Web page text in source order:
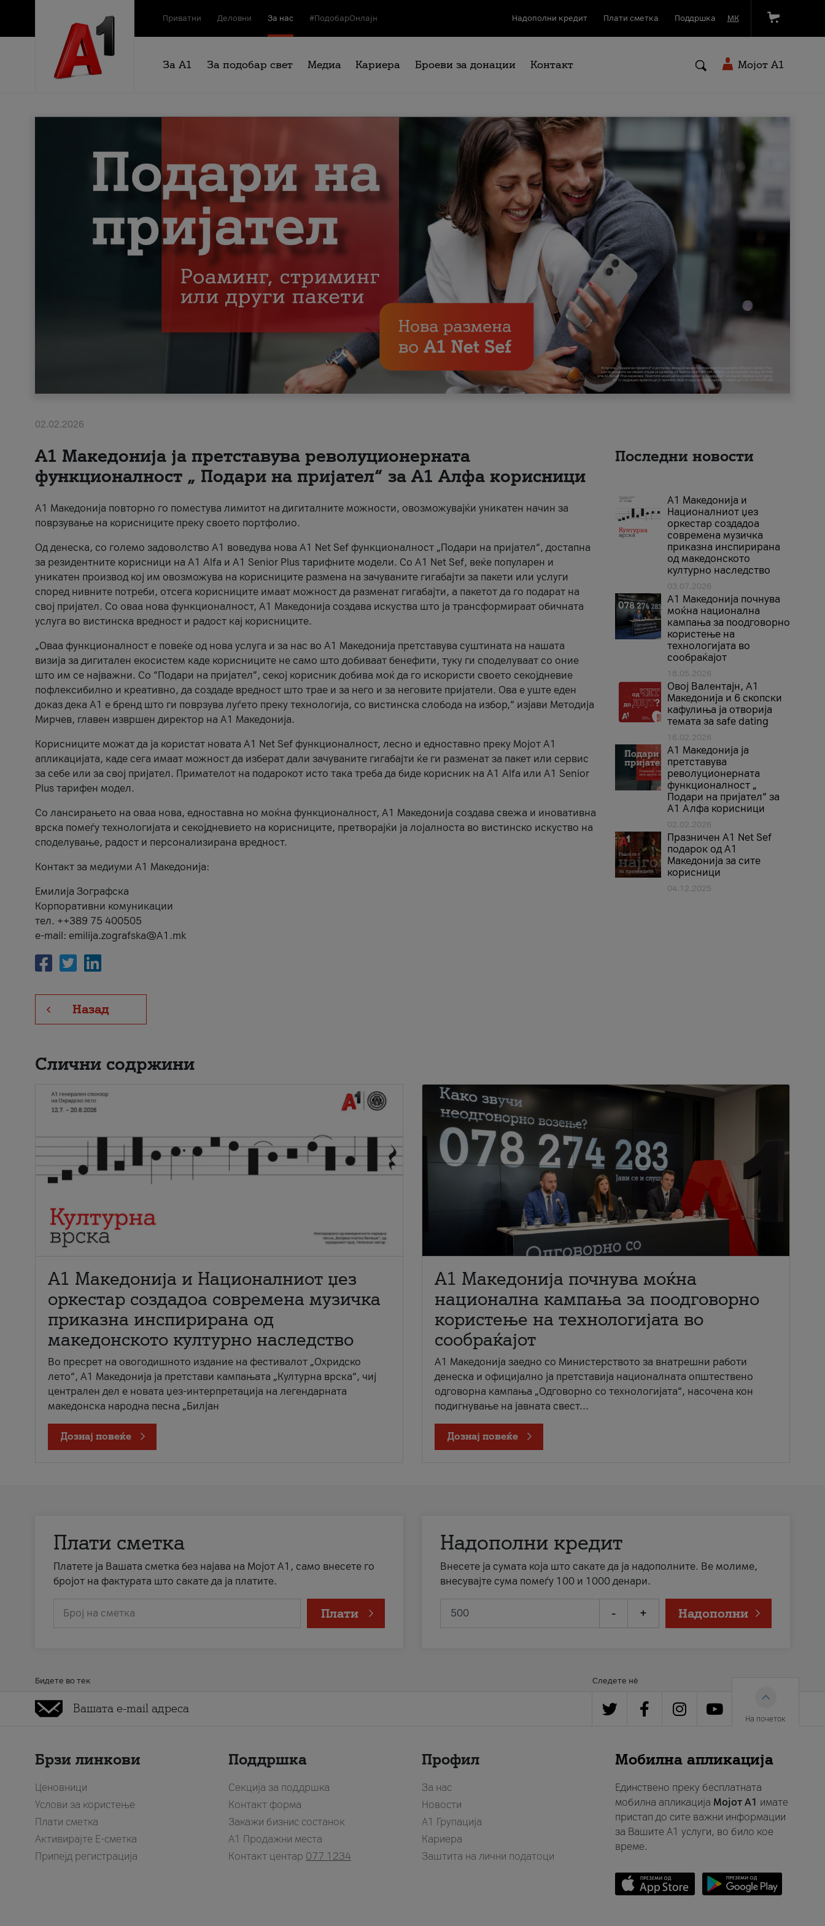
Приватни Деловни За нас #ПодобарОнлајн Надополни кредит Плати сметка Поддршка МК
За А1 За подобар свет Медиа Кариера Броеви за донации Контакт Мојот A1
02.02.2026
А1 Македонија ја претставува револуционерната
функционалност „ Подари на пријател“ за А1 Алфа корисници
А1 Македонија повторно го поместува лимитот на дигиталните можности, овозможувајќи уникатен начин за
поврзување на корисниците преку своето портфолио.
Од денеска, со големо задоволство А1 воведува нова A1 Net Sef функционалност „Подари на пријател“, достапна
за резидентните корисници на А1 Alfa и A1 Senior Plus тарифните модели. Со A1 Net Sef, веќе популарен и
уникатен производ кој им овозможува на корисниците размена на зачуваните гигабајти за пакети или услуги
според нивните потреби, отсега корисниците имаат можност да разменат гигабајти, а пакетот да го подарат на
свој пријател. Со оваа нова функционалност, А1 Македонија создава искуства што ја трансформираат обичната
услуга во вистинска вредност и радост кај корисниците.
„Оваа функционалност е повеќе од нова услуга и за нас во А1 Македонија претставува суштината на нашата
визија за дигитален екосистем каде корисниците не само што добиваат бенефити, туку ги споделуваат со оние
што им се најважни. Со “Подари на пријател”, секој корисник добива моќ да го искористи своето секојдневие
пофлексибилно и креативно, да создаде вредност што трае и за него и за неговите пријатели. Ова е уште еден
доказ дека А1 е бренд што ги поврзува луѓето преку технологија, со вистинска слобода на избор,“ изјави Методија
Мирчев, главен извршен директор на А1 Македонија.
Корисниците можат да ја користат новата А1 Net Sef функционалност, лесно и едноставно преку Мојот А1
апликацијата, каде сега имаат можност да изберат дали зачуваните гигабајти ќе ги разменат за пакет или сервис
за себе или за свој пријател. Примателот на подарокот исто така треба да биде корисник на А1 Alfa или A1 Senior
Plus тарифен модел.
Со лансирањето на оваа нова, едноставна но моќна функционалност, А1 Македонија создава свежа и иновативна
врска помеѓу технологијата и секојдневието на корисниците, претворајќи ја лојалноста во вистинско искуство на
споделување, радост и персонализирана вредност.
Контакт за медиуми А1 Македонија:
Емилија Зографска
Корпоративни комуникации
тел. ++389 75 400505
e-mail: emilija.zografska@A1.mk
Назад
Последни новости
А1 Македонија и
Националниот џез
оркестар создадоа
современа музичка
приказна инспирирана
од македонското
културно наследство
03.07.2026
A1 Македонија почнува
моќна национална
кампања за поодговорно
користење на
технологијата во
сообраќајот
18.05.2026
Овој Валентајн, A1
Македонија и 6 скопски
кафулиња ја отворија
темата за safe dating
16.02.2026
А1 Македонија ја
претставува
револуционерната
функционалност „
Подари на пријател“ за
А1 Алфа корисници
02.02.2026
Празничен A1 Net Sеf
подарок од А1
Македонија за сите
корисници
04.12.2025
Слични содржини
А1 Македонија и Националниот џез
оркестар создадоа современа музичка
приказна инспирирана од
македонското културно наследство
Во пресрет на овогодишното издание на фестивалот „Охридско
лето“, А1 Македонија ја претстави кампањата „Културна врска“, чиј
централен дел е новата џез-интерпретација на легендарната
македонска народна песна „Билјан
Дознај повеќе
A1 Македонија почнува моќна
национална кампања за поодговорно
користење на технологијата во
сообраќајот
A1 Македонија заедно со Министерството за внатрешни работи
денеска и официјално ја претставија националната општествено
одговорна кампања „Одговорно со технологијата“, насочена кон
подигнување на јавната свест...
Дознај повеќе
Плати сметка
Платете ја Вашата сметка без најава на Мојот А1, само внесете го
бројот на фактурата што сакате да ја платите.
Број на сметка Плати
Надополни кредит
Внесете ја сумата која што сакате да ја надополните. Ве молиме,
внесувајте сума помеѓу 100 и 1000 денари.
- + Надополни
Бидете во тек Следете нè
На почеток
Брзи линкови
Ценовници
Услови за користење
Плати сметка
Активирајте Е-сметка
Припејд регистрација
Поддршка
Секција за поддршка
Контакт форма
Закажи бизнис состанок
A1 Продажни места
Контакт центар 077 1234
Профил
За нас
Новости
А1 Групација
Кариера
Заштита на лични податоци
Мобилна апликација
Единствено преку бесплатната
мобилна апликација Мојот A1 имате
пристап до сите важни информации
за Вашите A1 услуги, во било кое
време.